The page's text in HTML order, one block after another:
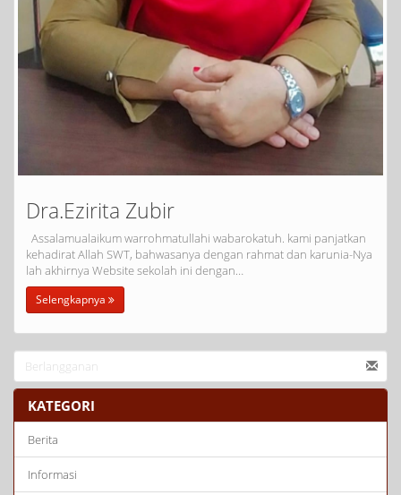
Dra.Ezirita Zubir
Assalamualaikum warrohmatullahi wabarokatuh. kami panjatkan
kehadirat Allah SWT, bahwasanya dengan rahmat dan karunia-Nya
lah akhirnya Website sekolah ini dengan…
Selengkapnya
KATEGORI
Berita
Informasi